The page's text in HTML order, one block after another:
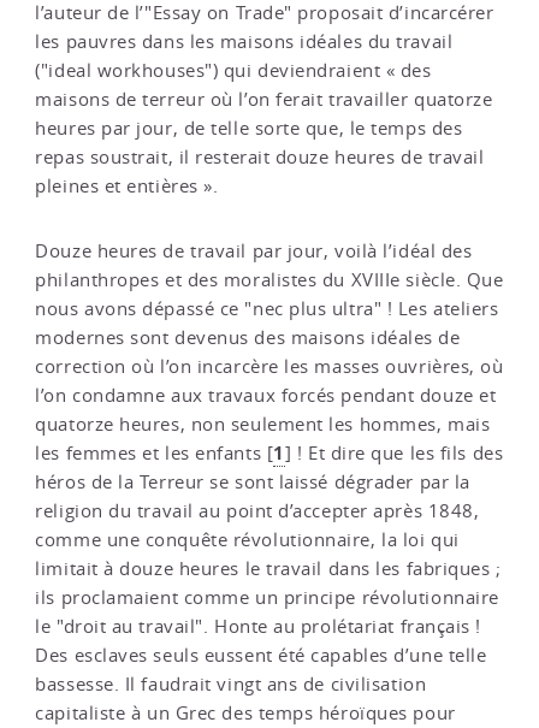
l’auteur de l’"Essay on Trade" proposait d’incarcérer
les pauvres dans les maisons idéales du travail
("ideal workhouses") qui deviendraient « des
maisons de terreur où l’on ferait travailler quatorze
heures par jour, de telle sorte que, le temps des
repas soustrait, il resterait douze heures de travail
pleines et entières ».
Douze heures de travail par jour, voilà l’idéal des
philanthropes et des moralistes du XVIIIe siècle. Que
nous avons dépassé ce "nec plus ultra" ! Les ateliers
modernes sont devenus des maisons idéales de
correction où l’on incarcère les masses ouvrières, où
l’on condamne aux travaux forcés pendant douze et
quatorze heures, non seulement les hommes, mais
les femmes et les enfants [1] ! Et dire que les fils des
héros de la Terreur se sont laissé dégrader par la
religion du travail au point d’accepter après 1848,
comme une conquête révolutionnaire, la loi qui
limitait à douze heures le travail dans les fabriques ;
ils proclamaient comme un principe révolutionnaire
le "droit au travail". Honte au prolétariat français !
Des esclaves seuls eussent été capables d’une telle
bassesse. Il faudrait vingt ans de civilisation
capitaliste à un Grec des temps héroïques pour